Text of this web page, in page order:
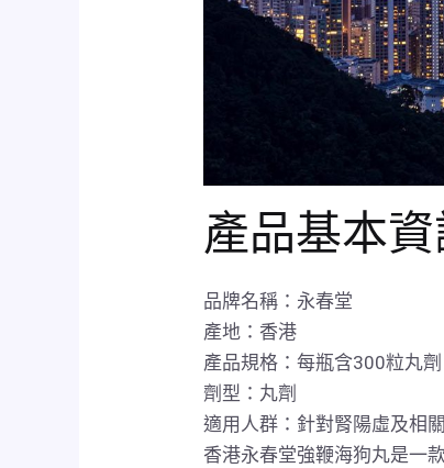
產品基本
品牌名稱：永春堂
產地：香港
產品規格：每瓶含300粒丸劑
劑型：丸劑
適用人群：針對腎陽虛及相
香港永春堂強鞭海狗丸是一